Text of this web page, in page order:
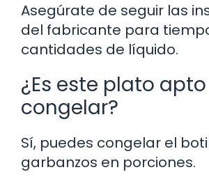
Asegúrate de seguir las
del fabricante para
cantidades de líquido.
¿Es este plato
congelar?
Sí, puedes congelar el
garbanzos en porciones.